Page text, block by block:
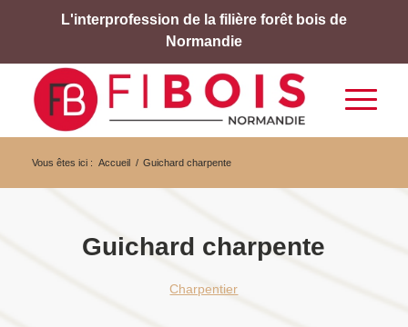
L'interprofession de la filière forêt bois de
Normandie
Vous êtes ici : Accueil / Guichard charpente
Guichard charpente
Charpentier